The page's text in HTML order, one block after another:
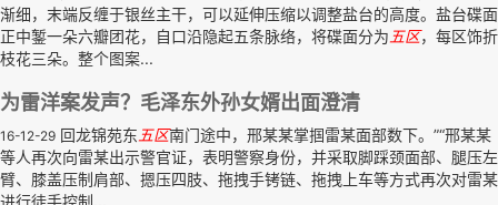
渐细，末端反缠于银丝主干，可以延伸压缩以调整盐台的高度。盐台碟面
正中錾一朵六瓣团花，自口沿隐起五条脉络，将碟面分为 五区，每区饰折
枝花三朵。整个图案...
为雷洋案发声？毛泽东外孙女婿出面澄清
16-12-29 回龙锦苑东 五区南门途中，邢某某掌掴雷某面部数下。”“邢某某
等人再次向雷某出示警官证，表明警察身份，并采取脚踩颈面部、腿压左
臂、膝盖压制肩部、摁压四肢、拖拽手铐链、拖拽上车等方式再次对雷某
进行徒手控制...